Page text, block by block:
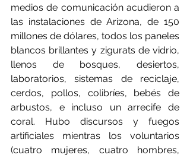
medios de comunicación acudieron a
las instalaciones de Arizona, de 150
millones de dólares, todos los paneles
blancos brillantes y zigurats de vidrio,
llenos de bosques, desiertos,
laboratorios, sistemas de reciclaje,
cerdos, pollos, colibríes, bebés de
arbustos, e incluso un arrecife de
coral. Hubo discursos y fuegos
artificiales mientras los voluntarios
(cuatro mujeres, cuatro hombres,